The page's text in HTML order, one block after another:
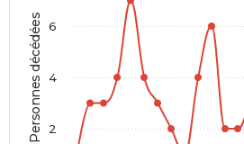
Personnes décédées 2
4
6